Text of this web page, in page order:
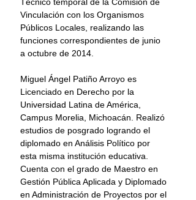
Vinculación con los Organismos
Públicos Locales, realizando las
funciones correspondientes de junio
a octubre de 2014.
Miguel Ángel Patiño Arroyo es
Licenciado en Derecho por la
Universidad Latina de América,
Campus Morelia, Michoacán. Realizó
estudios de posgrado logrando el
diplomado en Análisis Político por
esta misma institución educativa.
Cuenta con el grado de Maestro en
Gestión Pública Aplicada y Diplomado
en Administración de Proyectos por el